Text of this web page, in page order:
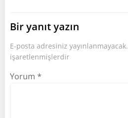
Bir yanıt yazın
E-posta adresiniz yayınlanmayacak.
işaretlenmişlerdir
Yorum *